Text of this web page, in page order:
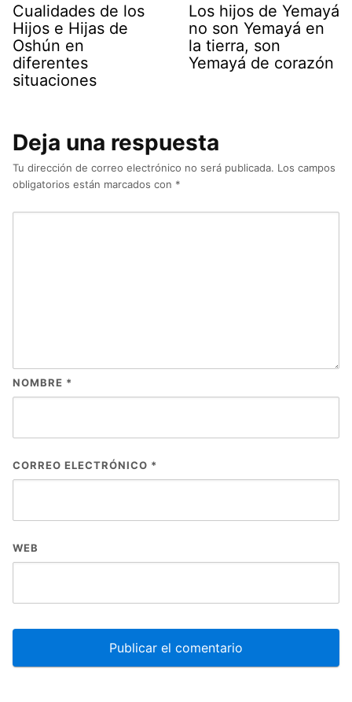
Cualidades de los
Hijos e Hijas de
Oshún en
diferentes
situaciones
Los hijos de Yemayá
no son Yemayá en
la tierra, son
Yemayá de corazón
Deja una respuesta
Tu dirección de correo electrónico no será publicada. Los campos
obligatorios están marcados con *
NOMBRE *
CORREO ELECTRÓNICO *
WEB